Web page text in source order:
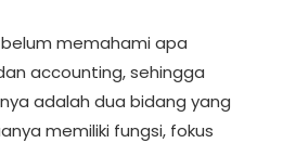
memahami apa
accounting, sehingga
adalah dua bidang yang
memiliki fungsi, fokus